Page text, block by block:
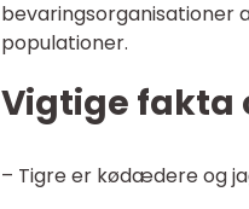
bevaringsorganisationer
populationer.
Vigtige fakta
– Tigre er kødædere og